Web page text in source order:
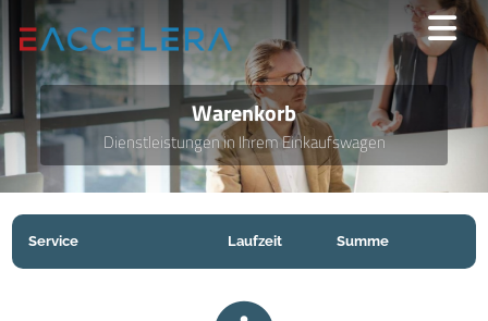
Warenkorb
Dienstleistungen in Ihrem Einkaufswagen
Service Laufzeit Summe